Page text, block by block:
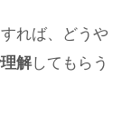
れば、どうや
解してもらう